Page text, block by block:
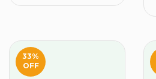
33%
OFF